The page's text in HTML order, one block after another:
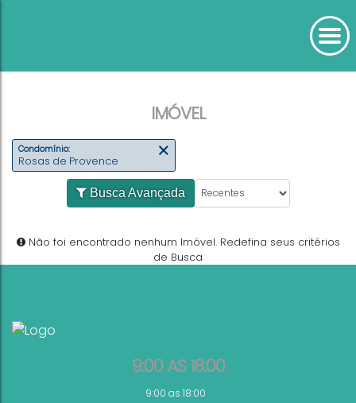
IMÓVEL
Condomínio:
Rosas de Provence
Busca Avançada
9:00 AS 18:00
9:00 as 18:00